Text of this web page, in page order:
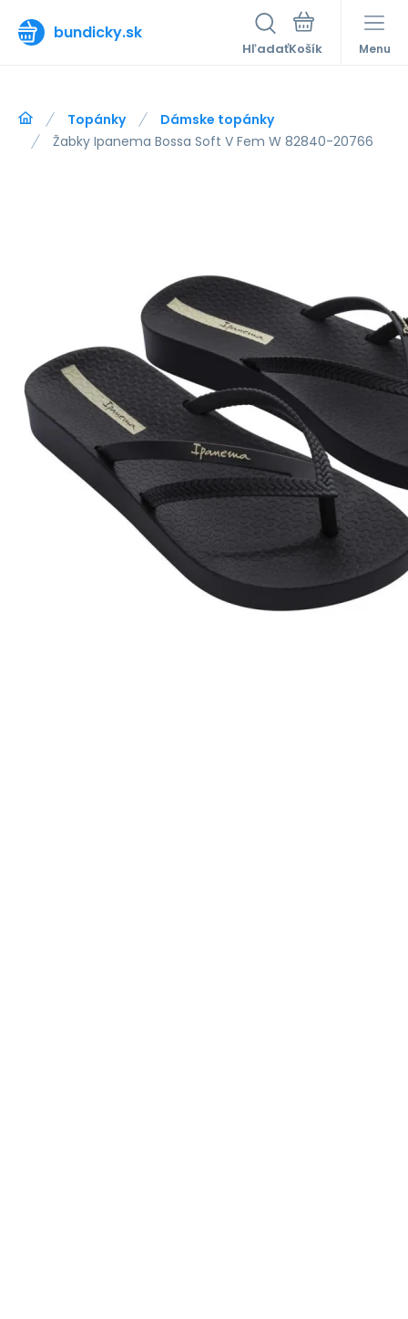
bundicky.sk
Hľadať Menu
Topánky
Dámske topánky
Žabky Ipanema Bossa Soft V Fem W 82840-20766